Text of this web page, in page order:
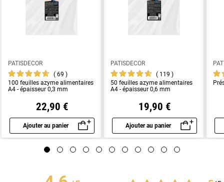
PATISDECOR
69
100 feuilles azyme alimentaires
A4 - épaisseur 0,3 mm
22,90 €
Ajouter au panier
Aperçu rapide
PATISDECOR
119
50 feuilles azyme alimentaires
A4 - épaisseur 0,6 mm
19,90 €
Ajouter au panier
Aperçu rapide